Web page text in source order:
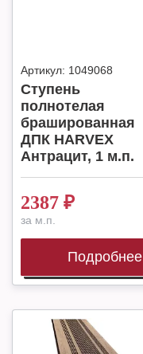
Артикул: 1049068
Ступень
полнотелая
брашированная
ДПК HARVEX
Антрацит, 1 м.п.
2387 ₽
за м.п.
Подробнее